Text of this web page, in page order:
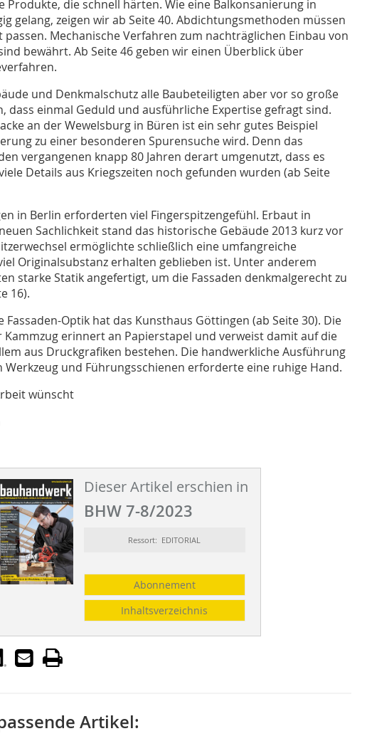
Produkte, die schnell härten. Wie eine Balkonsanierung in
gelang, zeigen wir ab Seite 40. Abdichtungsmethoden müssen
passen. Mechanische Verfahren zum nachträglichen Einbau von
bewährt. Ab Seite 46 geben wir einen Überblick über
und Denkmalschutz alle Baubeteiligten aber vor so große
dass einmal Geduld und ausführliche Expertise gefragt sind.
an der Wewelsburg in Büren ist ein sehr gutes Beispiel
zu einer besonderen Spurensuche wird. Denn das
vergangenen knapp 80 Jahren derart umgenutzt, dass es
Details aus Kriegszeiten noch gefunden wurden (ab Seite
in Berlin erforderten viel Fingerspitzengefühl. Erbaut in
Sachlichkeit stand das historische Gebäude 2013 kurz vor
ermöglichte schließlich eine umfangreiche
Originalsubstanz erhalten geblieben ist. Unter anderem
starke Statik angefertigt, um die Fassaden denkmalgerecht zu
16).
Fassaden-Optik hat das Kunsthaus Göttingen (ab Seite 30). Die
erinnert an Papierstapel und verweist damit auf die
aus Druckgrafiken bestehen. Die handwerkliche Ausführung
Werkzeug und Führungsschienen erforderte eine ruhige Hand.
wünscht
Dieser Artikel erschien in
BHW 7-8/2023
Ressort: EDITORIAL
Abonnement
Inhaltsverzeichnis
Artikel: